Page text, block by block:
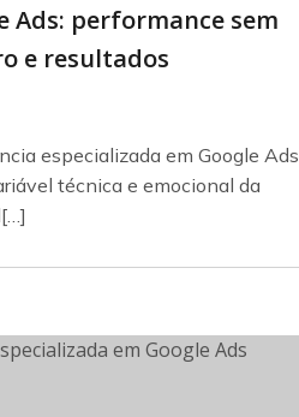
Ads: performance sem
e resultados
especializada em Google Ads
técnica e emocional da